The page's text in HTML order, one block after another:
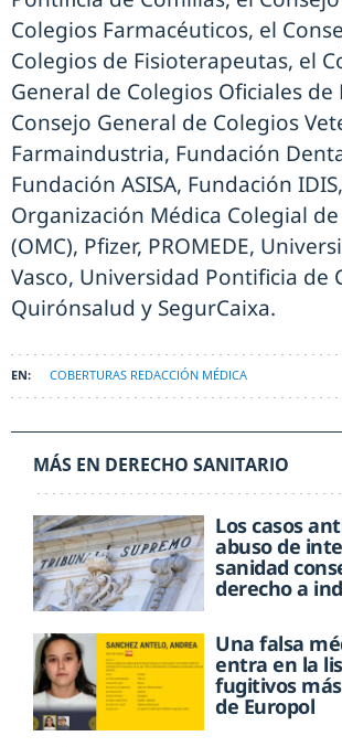
Colegios Farmacéuticos, el
Colegios de Fisioterapeutas, el
General de Colegios Oficiales
Consejo General de Colegios
Farmaindustria, Fundación
Fundación ASISA, Fundación
Organización Médica Colegial de
(OMC), Pfizer, PROMEDE,
Vasco, Universidad Pontificia de
Quirónsalud y SegurCaixa.
COBERTURAS REDACCIÓN MÉDICA
MÁS EN DERECHO SANITARIO
Los casos
abuso de
sanidad
derecho a
Una falsa
entra en la
fugitivos
de Europol